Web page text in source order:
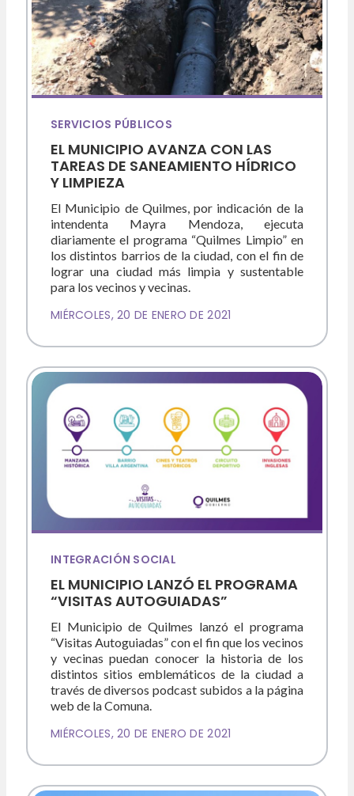
SERVICIOS PÚBLICOS
EL MUNICIPIO AVANZA CON LAS
TAREAS DE SANEAMIENTO HÍDRICO
Y LIMPIEZA
El Municipio de Quilmes, por indicación de la
intendenta Mayra Mendoza, ejecuta
diariamente el programa “Quilmes Limpio” en
los distintos barrios de la ciudad, con el fin de
lograr una ciudad más limpia y sustentable
para los vecinos y vecinas.
MIÉRCOLES, 20 DE ENERO DE 2021
INTEGRACIÓN SOCIAL
EL MUNICIPIO LANZÓ EL PROGRAMA
“VISITAS AUTOGUIADAS”
El Municipio de Quilmes lanzó el programa
“Visitas Autoguiadas” con el fin que los vecinos
y vecinas puedan conocer la historia de los
distintos sitios emblemáticos de la ciudad a
través de diversos podcast subidos a la página
web de la Comuna.
MIÉRCOLES, 20 DE ENERO DE 2021